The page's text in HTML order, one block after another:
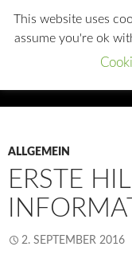
SLG Reichenbach
ALLGEMEIN
ERSTE
2. SEPTEMBER 2016
This website uses
assume you're ok